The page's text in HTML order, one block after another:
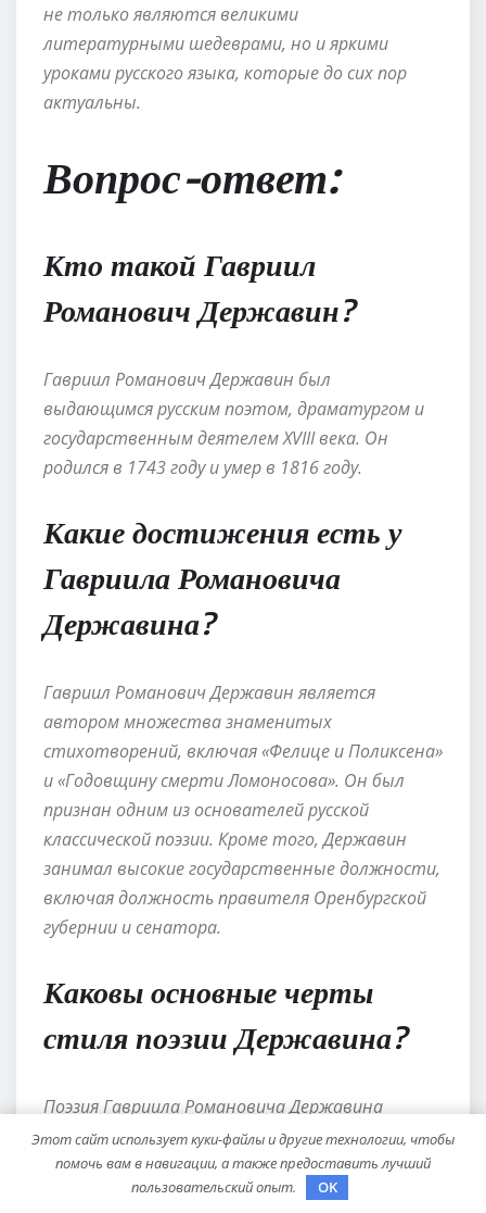
не только являются великими
литературными шедеврами, но и яркими
уроками русского языка, которые до сих пор
актуальны.
Вопрос-ответ:
Кто такой Гавриил
Романович Державин?
Гавриил Романович Державин был
выдающимся русским поэтом, драматургом и
государственным деятелем XVIII века. Он
родился в 1743 году и умер в 1816 году.
Какие достижения есть у
Гавриила Романовича
Державина?
Гавриил Романович Державин является
автором множества знаменитых
стихотворений, включая «Фелице и Поликсена»
и «Годовщину смерти Ломоносова». Он был
признан одним из основателей русской
классической поэзии. Кроме того, Державин
занимал высокие государственные должности,
включая должность правителя Оренбургской
губернии и сенатора.
Каковы основные черты
стиля поэзии Державина?
Поэзия Гавриила Романовича Державина
отличается высокой степенью
эмоциональности и глубоким вниманием к
человеческой душе. Он использовал яркие и
Этот сайт использует куки-файлы и другие технологии, чтобы
помочь вам в навигации, а также предоставить лучший
пользовательский опыт.
OK